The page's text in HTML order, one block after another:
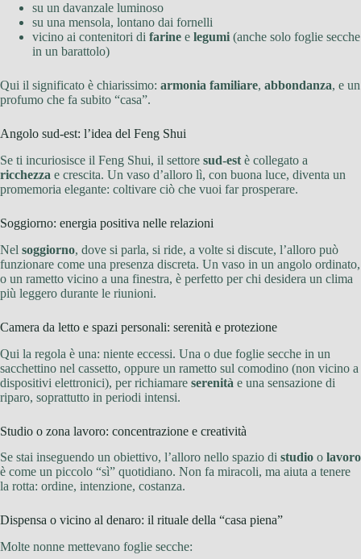
su un davanzale luminoso
su una mensola, lontano dai fornelli
vicino ai contenitori di farine e legumi (anche solo foglie secche
in un barattolo)
Qui il significato è chiarissimo: armonia familiare, abbondanza, e un
profumo che fa subito “casa”.
Angolo sud-est: l’idea del Feng Shui
Se ti incuriosisce il Feng Shui, il settore sud-est è collegato a
ricchezza e crescita. Un vaso d’alloro lì, con buona luce, diventa un
promemoria elegante: coltivare ciò che vuoi far prosperare.
Soggiorno: energia positiva nelle relazioni
Nel soggiorno, dove si parla, si ride, a volte si discute, l’alloro può
funzionare come una presenza discreta. Un vaso in un angolo ordinato,
o un rametto vicino a una finestra, è perfetto per chi desidera un clima
più leggero durante le riunioni.
Camera da letto e spazi personali: serenità e protezione
Qui la regola è una: niente eccessi. Una o due foglie secche in un
sacchettino nel cassetto, oppure un rametto sul comodino (non vicino a
dispositivi elettronici), per richiamare serenità e una sensazione di
riparo, soprattutto in periodi intensi.
Studio o zona lavoro: concentrazione e creatività
Se stai inseguendo un obiettivo, l’alloro nello spazio di studio o lavoro
è come un piccolo “sì” quotidiano. Non fa miracoli, ma aiuta a tenere
la rotta: ordine, intenzione, costanza.
Dispensa o vicino al denaro: il rituale della “casa piena”
Molte nonne mettevano foglie secche: